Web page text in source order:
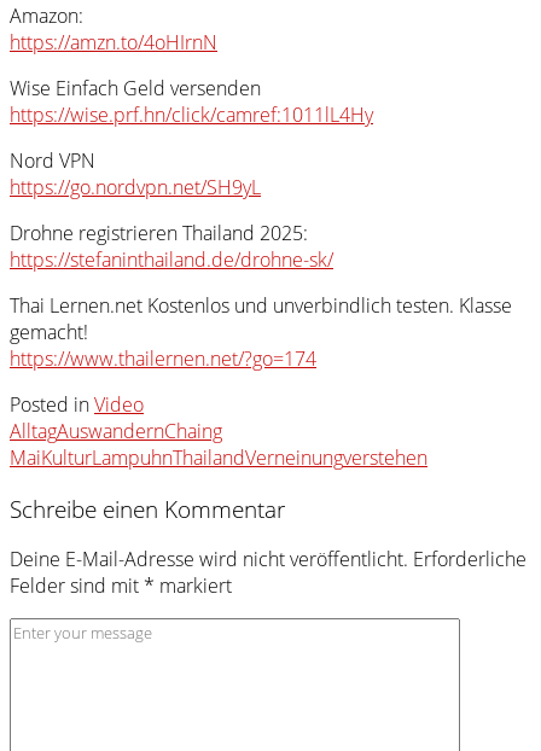
Amazon:
https://amzn.to/4oHIrnN
Wise Einfach Geld versenden
https://wise.prf.hn/click/camref:1011lL4Hy
Nord VPN
https://go.nordvpn.net/SH9yL
Drohne registrieren Thailand 2025:
https://stefaninthailand.de/drohne-sk/
Thai Lernen.net Kostenlos und unverbindlich testen. Klasse
gemacht!
https://www.thailernen.net/?go=174
Posted inVideo
AlltagAuswandernChaing
MaiKulturLampuhnThailandVerneinungverstehen
Schreibe einen Kommentar
Deine E-Mail-Adresse wird nicht veröffentlicht. Erforderliche
Felder sind mit * markiert
Kommentar